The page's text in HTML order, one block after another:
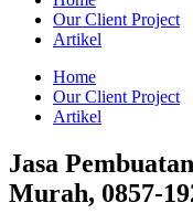
Our Client Project
Artikel
Home
Our Client Project
Artikel
Jasa
Murah, 0857-